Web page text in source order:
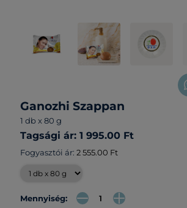
Ganozhi Szappan
1 db x 80 g
Tagsági ár: 1 995.00 Ft
Fogyasztói ár: 2 555.00 Ft
Mennyiség: